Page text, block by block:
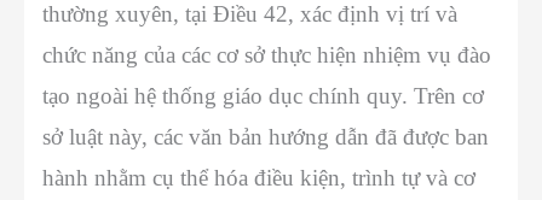
thường xuyên, tại Điều 42, xác định vị trí và
chức năng của các cơ sở thực hiện nhiệm vụ đào
tạo ngoài hệ thống giáo dục chính quy. Trên cơ
sở luật này, các văn bản hướng dẫn đã được ban
hành nhằm cụ thể hóa điều kiện, trình tự và cơ